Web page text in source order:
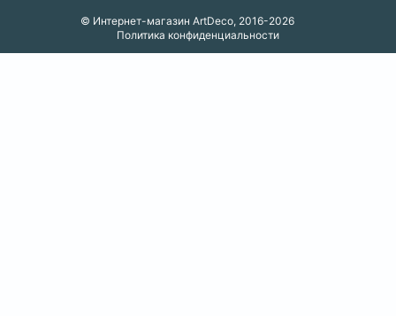
© Интернет-магазин ArtDeco, 2016-2026
Политика конфиденциальности